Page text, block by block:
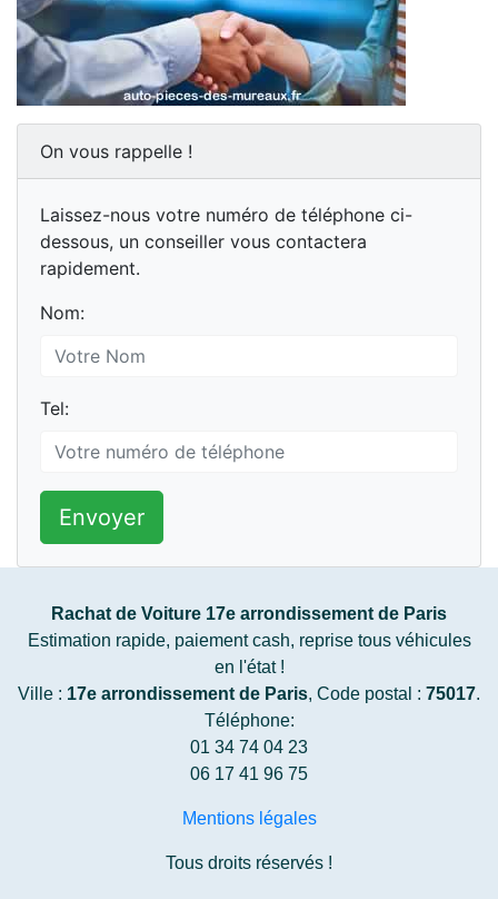
On vous rappelle !
Laissez-nous votre numéro de téléphone ci-
dessous, un conseiller vous contactera
rapidement.
Nom:
Tel:
Envoyer
Rachat de Voiture 17e arrondissement de Paris
Estimation rapide, paiement cash, reprise tous véhicules
en l'état !
Ville : 17e arrondissement de Paris, Code postal : 75017.
Téléphone:
01 34 74 04 23
06 17 41 96 75
Mentions légales
Tous droits réservés !